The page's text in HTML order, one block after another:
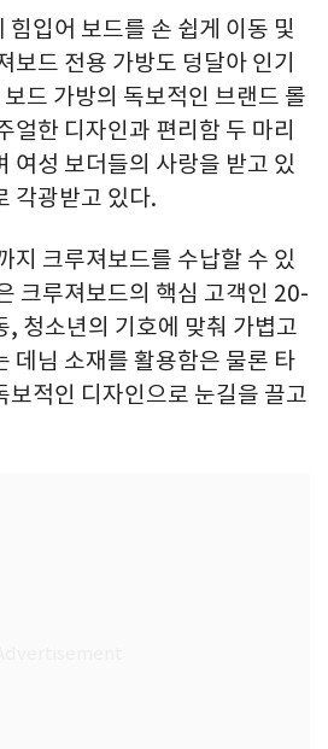
입어 보드를 손 쉽게 이동 및
보드 전용 가방도 덩달아 인기
드 가방의 독보적인 브랜드 롤
얼한 디자인과 편리함 두 마리
여성 보더들의 사랑을 받고 있
각광받고 있다.
지 크루져보드를 수납할 수 있
크루져보드의 핵심 고객인 20-
청소년의 기호에 맞춰 가볍고
데님 소재를 활용함은 물론 타
보적인 디자인으로 눈길을 끌고